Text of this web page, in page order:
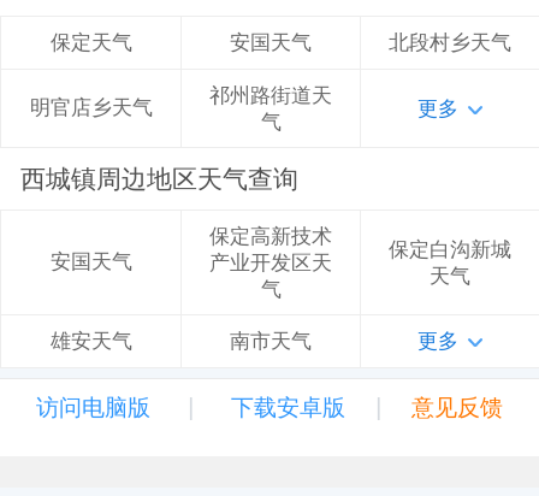
保定天气 安国天气 北段村乡天气
明官店乡天气
祁州路街道天
气
更多
西城镇周边地区天气查询
安国天气
保定高新技术
产业开发区天
气
保定白沟新城
天气
雄安天气 南市天气 更多
访问电脑版 | 下载安卓版 | 意见反馈